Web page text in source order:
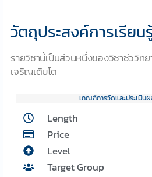
วัตถุประสงค์การเรียน
รายวิชานี้เป็นส่วนหนึ่งของวิชาชีววิท
เจริญเติบโต
เกณฑ์การวัดและประเมินผ
Length
Price
Level
Target Group